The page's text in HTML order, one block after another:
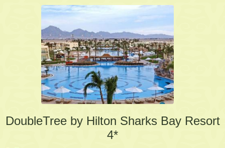
DoubleTree by Hilton Sharks Bay Resort
4*